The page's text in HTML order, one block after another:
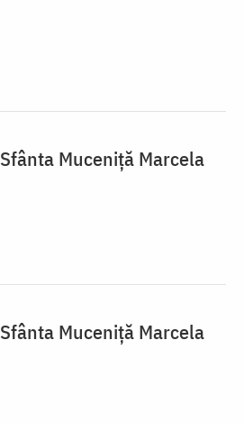
Sfânta Muceniță Marcela
Sfânta Muceniță Marcela